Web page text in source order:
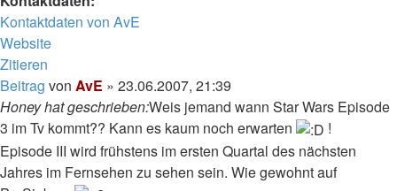
Kontaktdaten von AvE
Website
Zitieren
Beitrag von AvE » 23.06.2007, 21:39
Honey hat geschrieben:Weis jemand wann Star Wars Episode
3 im Tv kommt?? Kann es kaum noch erwarten
!
Episode III wird frühstens im ersten Quartal des nächsten
Jahres im Fernsehen zu sehen sein. Wie gewohnt auf